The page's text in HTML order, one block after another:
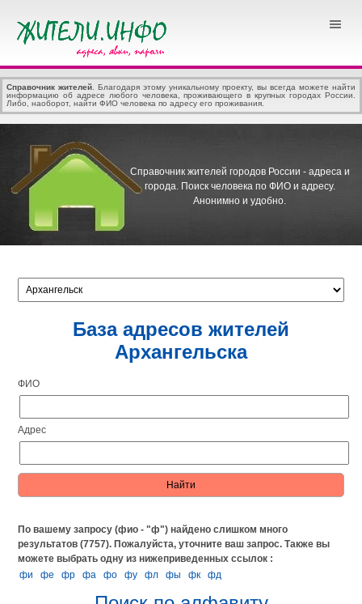
Справочник жителей . Благодаря этому уникальному проекту, вы всегда можете найти
информацию об адресе любого человека, проживающего в крупных городах России.
Либо, наоборот, найти ФИО человека по адресу его проживания.
Справочник жителей городов России - адреса и
города. Поиск человека по ФИО и адресу.
Анонимно и удобно.
База адресов жителей
Архангельска
ФИО
Адрес
По вашему запросу (фио - "ф") найдено слишком много
результатов (7757). Пожалуйста, уточните ваш запрос.Также вы
можете выбрать одну из нижеприведенных ссылок :
фи
фе фр фа фо фу фл фы фк фд